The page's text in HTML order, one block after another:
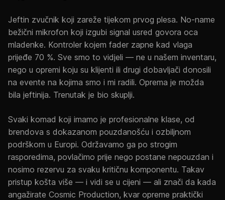
Jeftin zvučnik koji zareže tijekom prvog plesa. No-name
bežični mikrofon koji izgubi signal usred govora oca
mladenke. Kontroler kojem fader zapne kad vlaga
prijeđe 70 %. Sve smo to vidjeli — ne u našem inventaru,
nego u opremi koju su klijenti ili drugi dobavljači donosili
na evente na kojima smo i mi radili. Oprema je možda
bila jeftinija. Trenutak je bio skuplji.
Svaki komad koji imamo je profesionalne klase, od
brendova s dokazanom pouzdanošću i ozbiljnom
podrškom u Europi. Održavamo ga po strogim
rasporedima, povlačimo prije nego postane nepouzdan i
nosimo rezervu za svaku kritičnu komponentu. Takav
pristup košta više — i vidi se u cijeni — ali znači da kada
angažirate Cosmic Production, kvar opreme praktički